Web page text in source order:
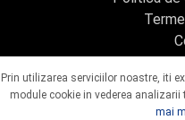
Copyright © 2021 - AGENTIA
J40/9967/
Prin utilizarea serviciilor noastre, iti
module cookie in vederea
mai